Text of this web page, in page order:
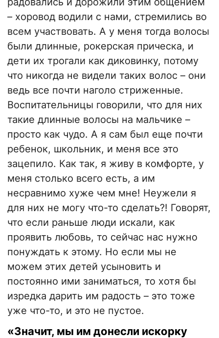
– хоровод водили с нами, стремились во
всем участвовать. А у меня тогда волосы
были длинные, рокерская прическа, и
дети их трогали как диковинку, потому
что никогда не видели таких волос – они
ведь все почти наголо стриженные.
Воспитательницы говорили, что для них
такие длинные волосы на мальчике –
просто как чудо. А я сам был еще почти
ребенок, школьник, и меня все это
зацепило. Как так, я живу в комфорте, у
меня столько всего есть, а им
несравнимо хуже чем мне! Неужели я
для них не могу что-то сделать?! Говорят,
что если раньше люди искали, как
проявить любовь, то сейчас нас нужно
понуждать к этому. Но если мы не
можем этих детей усыновить и
постоянно ими заниматься, то хотя бы
изредка дарить им радость – это тоже
уже что-то, и это не пустое.
«Значит, мы им донесли искорку